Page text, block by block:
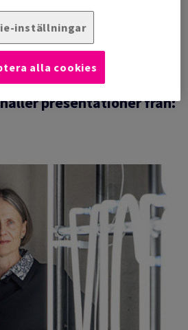
inom historia, filosofi,
kultur och populärkultur. Tryckt
papper, OLIN Design Regular
presentationer från:
inställningar
alla cookies